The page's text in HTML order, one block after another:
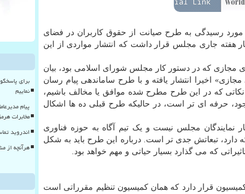
مورد رسیدگی به طرح صیانت از حقوق کاربران در فضای
طبق اصل ۸۵ قانون اساسی در دستورکار هفته جاری مجلس قرار داشت که انتشار مواردی از این
مجازی که در دستور کار مجلس شورای اسلامی بود، بیان
اخیرا انتشار یافته و با طرح ساماندهی پیام رسان
نکاتی که در این طرح مطرح شده موافق یا مخالف باشیم،
حرفه ای تر است، در حالیکه طرح قبلی ده ها اشکال
نمایندگان مجلس نیست و یک تیم آگاه به حوزه فناوری
دارد، تبعاتش جدی تر است. درباره این طرح باید به شکل
که می گذارد بسیار حیاتی و مهم خواهد بود.
قرار دارد که همان کمیسیون تنظیم مقرراتی است
برای
نماییم
پیام
مخابرات
اندروید
هرآنچه از